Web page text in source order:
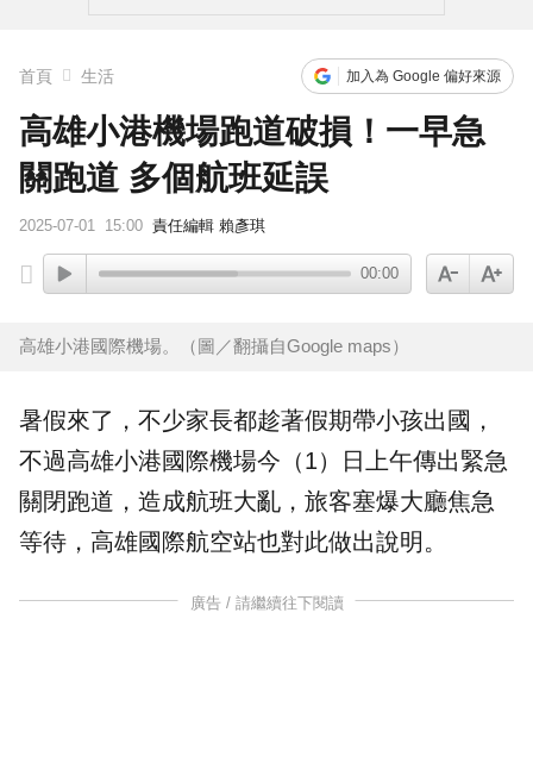
首頁 生活 加入為 Google 偏好來源
高雄小港機場跑道破損！一早急
關跑道 多個航班延誤
2025-07-01 15:00 責任編輯 賴彥琪
00:00
高雄小港國際機場。（圖／翻攝自Google maps）
暑假來了，不少家長都趁著假期帶小孩出國，
不過高雄小港國際機場今（1）日上午傳出緊急
關閉跑道，造成航班大亂，旅客塞爆大廳焦急
等待，高雄國際航空站也對此做出說明。
廣告 / 請繼續往下閱讀